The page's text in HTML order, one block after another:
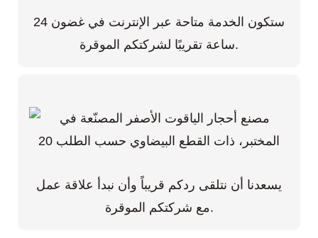
ستكون الخدمة متاحة عبر الإنترنت في غضون 24
ساعة تقريبًا لشركتكم الموقرة.
يسعدنا أن نتلقى ردكم قريباً وأن نبدأ علاقة عمل
مع شركتكم الموقرة.